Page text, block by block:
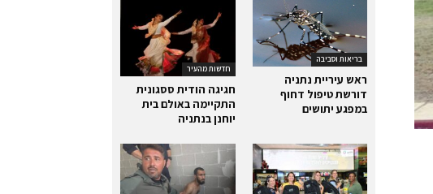
חדשות מהעיר
חגיגה הודית ססגונית
התקיימה באולם בית
יוחנן בנתניה
בריאות וסביבה
ראש עיריית נתניה
דורשת טיפול דחוף
במפגע יתושים